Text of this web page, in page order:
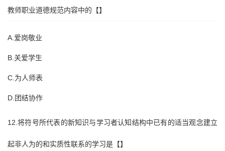
教师职业道德规范内容中的【】
A.爱岗敬业
B.关爱学生
C.为人师表
D.团结协作
12.将符号所代表的新知识与学习者认知结构中已有的适当观念建立
起非人为的和实质性联系的学习是【】